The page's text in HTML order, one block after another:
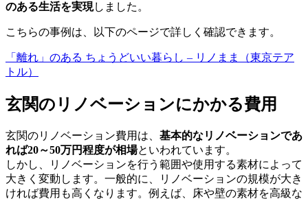
のある生活を実現しました。
こちらの事例は、以下のページで詳しく確認できます。
「離れ」のある ちょうどいい暮らし – リノまま（東京テア
トル）
玄関のリノベーションにかかる費用
玄関のリノベーション費用は、 基本的なリノベーションであ
れば20～50万円程度が相場といわれています。
しかし、リノベーションを行う範囲や使用する素材によって
大きく変動します。一般的に、リノベーションの規模が大き
ければ費用も高くなります。例えば、床や壁の素材を高級な